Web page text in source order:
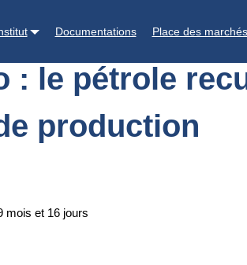
Documentations Place des marchés
: le pétrole
production
mois et 16 jours